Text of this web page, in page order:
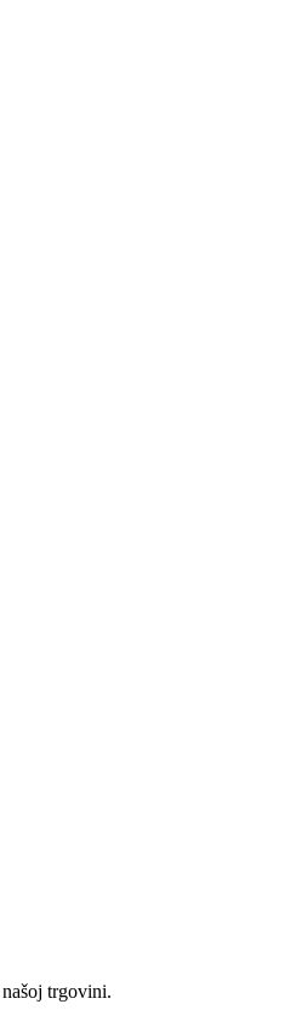
trgovini.